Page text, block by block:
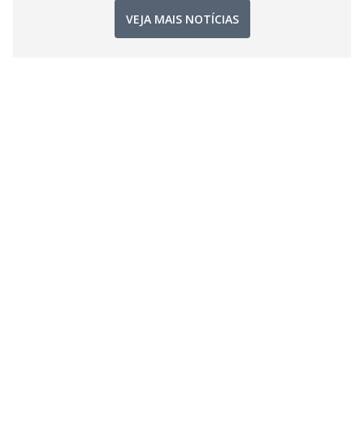
VEJA MAIS NOTÍCIAS